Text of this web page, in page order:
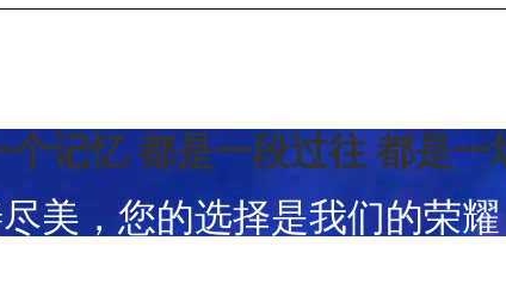
个记忆都是一段过往 都是一
美，您的选择是我们的荣耀